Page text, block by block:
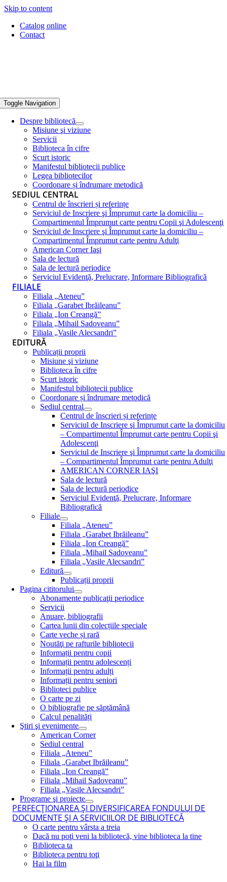
Skip to content
Catalog online
Contact
Toggle Navigation
Despre bibliotecă
Misiune şi viziune
Servicii
Biblioteca în cifre
Scurt istoric
Manifestul bibliotecii publice
Legea bibliotecilor
Coordonare și îndrumare metodică
SEDIUL CENTRAL
Centrul de înscrieri și referințe
Serviciul de Inscriere şi Împrumut carte la domiciliu –
Compartimentul Împrumut carte pentru Copii şi Adolescenţi
Serviciul de Inscriere şi Împrumut carte la domiciliu –
Compartimentul Împrumut carte pentru Adulţi
American Corner Iaşi
Sala de lectură
Sala de lectură periodice
Serviciul Evidenţă, Prelucrare, Informare Bibliografică
FILIALE
Filiala „Ateneu”
Filiala „Garabet Ibrăileanu”
Filiala „Ion Creangă”
Filiala „Mihail Sadoveanu”
Filiala „Vasile Alecsandri”
EDITURĂ
Publicații proprii
Misiune şi viziune
Biblioteca în cifre
Scurt istoric
Manifestul bibliotecii publice
Coordonare și îndrumare metodică
Sediul central
Centrul de înscrieri și referințe
Serviciul de Inscriere şi Împrumut carte la domiciliu
– Compartimentul Împrumut carte pentru Copii şi
Adolescenţi
Serviciul de Inscriere şi Împrumut carte la domiciliu
– Compartimentul Împrumut carte pentru Adulţi
AMERICAN CORNER IAŞI
Sala de lectură
Sala de lectură periodice
Serviciul Evidenţă, Prelucrare, Informare
Bibliografică
Filiale
Filiala „Ateneu”
Filiala „Garabet Ibrăileanu”
Filiala „Ion Creangă”
Filiala „Mihail Sadoveanu”
Filiala „Vasile Alecsandri”
Editură
Publicații proprii
Pagina cititorului
Abonamente publicaţii periodice
Servicii
Anuare, bibliografii
Cartea lunii din colecțiile speciale
Carte veche și rară
Noutăţi pe rafturile bibliotecii
Informații pentru copii
Informații pentru adolescenți
Informații pentru adulți
Informații pentru seniori
Biblioteci publice
O carte pe zi
O bibliografie pe săptămână
Calcul penalități
Ştiri şi evenimente
American Corner
Sediul central
Filiala „Ateneu”
Filiala „Garabet Ibrăileanu”
Filiala „Ion Creangă”
Filiala „Mihail Sadoveanu”
Filiala „Vasile Alecsandri”
Programe şi proiecte
PERFECŢIONAREA ŞI DIVERSIFICAREA FONDULUI DE
DOCUMENTE ŞI A SERVICIILOR DE BIBLIOTECĂ
O carte pentru vârsta a treia
Dacă nu poţi veni la bibliotecă, vine biblioteca la tine
Biblioteca ta
Biblioteca pentru toţi
Hai la film